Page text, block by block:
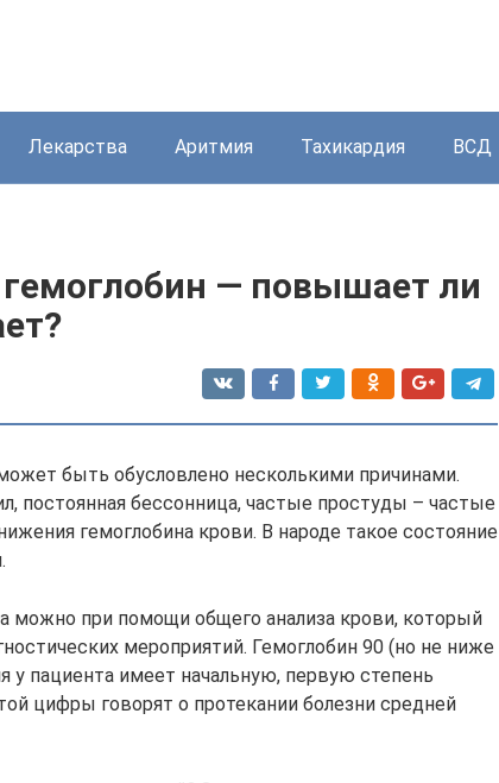
Лекарства Аритмия Тахикардия ВСД
гемоглобин — повышает ли
быть обусловлено несколькими причинами.
постоянная бессонница, частые простуды – частые
гемоглобина крови. В народе такое состояние
можно при помощи общего анализа крови, который
мероприятий. Гемоглобин 90 (но не ниже
у пациента имеет начальную, первую степень
цифры говорят о протекании болезни средней